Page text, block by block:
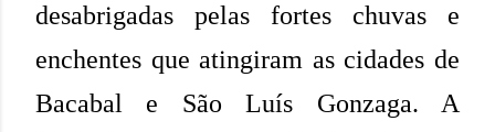
desabrigadas pelas fortes chuvas e
enchentes que atingiram as cidades de
Bacabal e São Luís Gonzaga. A